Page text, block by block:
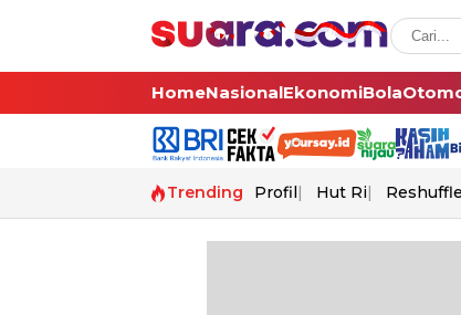
HomeNasionalEkonomiBola
Trending Profil Hut Ri